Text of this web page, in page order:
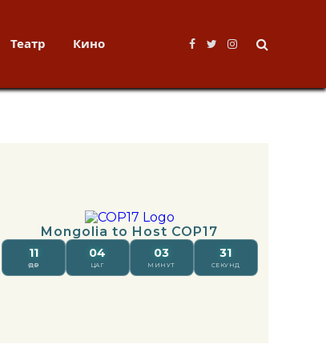
Театр Кино
Facebook
TwitterInstagram